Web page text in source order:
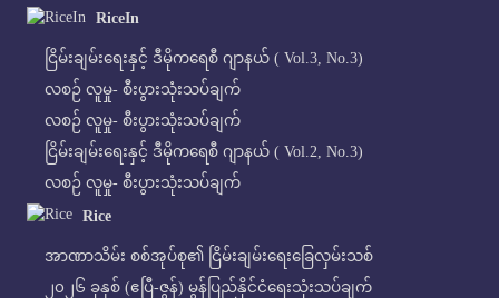
RiceIn
ငြိမ်းချမ်းရေးနှင့် ဒီမိုကရေစီ ဂျာနယ် ( Vol.3, No.3)
လစဉ် လူမှု- စီးပွားသုံးသပ်ချက်
လစဉ် လူမှု- စီးပွားသုံးသပ်ချက်
ငြိမ်းချမ်းရေးနှင့် ဒီမိုကရေစီ ဂျာနယ် ( Vol.2, No.3)
လစဉ် လူမှု- စီးပွားသုံးသပ်ချက်
Rice
အာဏာသိမ်း စစ်အုပ်စု၏ ငြိမ်းချမ်းရေးခြေလှမ်းသစ်
၂၀၂၆ ခုနှစ် (ဧပြီ-ဇွန်) မွန်ပြည်နိုင်ငံရေးသုံးသပ်ချက်